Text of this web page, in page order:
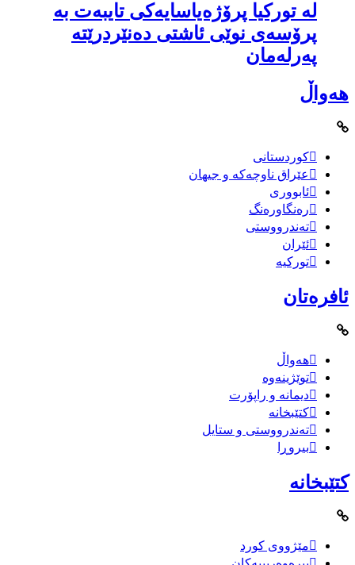
لە تورکیا پرۆژەیاسایەكی تایبەت بە
پرۆسەی نوێی ئاشتی دەنێردرێتە
پەرلەمان
هەواڵ
کوردستانی
عێراق ناوچەکە و جیهان
ئابووری
رەنگاورەنگ
تەندرووستی
ئێران
تورکیە
ئافرەتان
هەواڵ
توێژینەوە
دیمانە و راپۆرت
کتێبخانە
تەندرووستی و ستایل
بیروڕا
کتێبخانە
مێژووى کورد